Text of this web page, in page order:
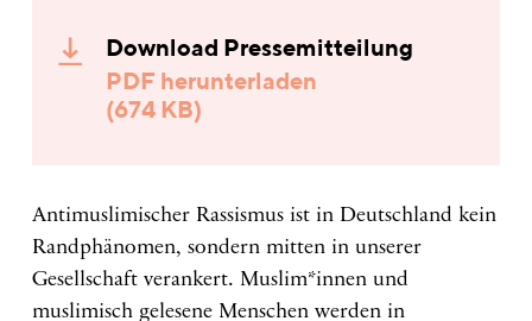
Download Pressemitteilung
PDF herunterladen
(674 KB)
Antimuslimischer Rassismus ist in Deutschland kein
Randphänomen, sondern mitten in unserer
Gesellschaft verankert. Muslim*innen und
muslimisch gelesene Menschen werden in